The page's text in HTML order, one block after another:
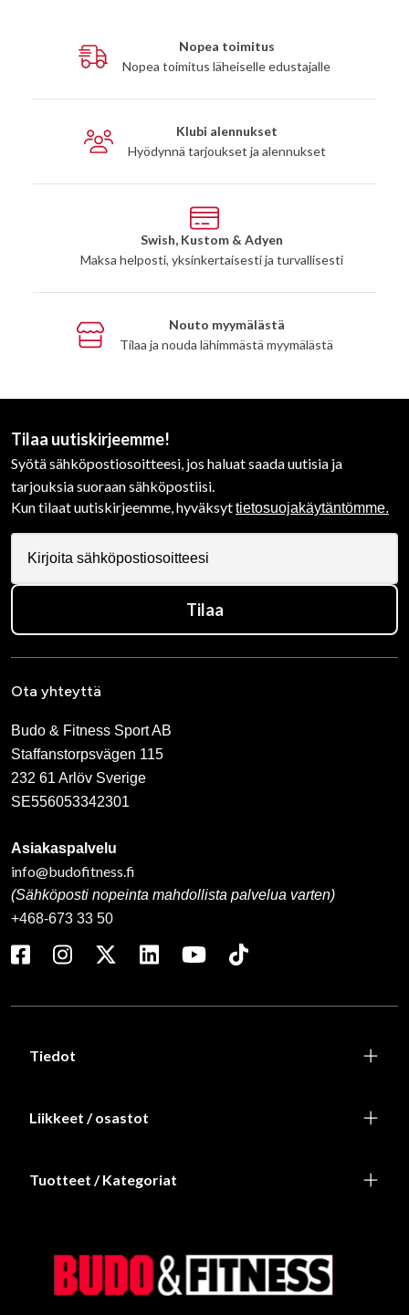
Nopea toimitus
Nopea toimitus läheiselle edustajalle
Klubi alennukset
Hyödynnä tarjoukset ja alennukset
Swish, Kustom & Adyen
Maksa helposti, yksinkertaisesti ja turvallisesti
Nouto myymälästä
Tilaa ja nouda lähimmästä myymälästä
Tilaa uutiskirjeemme!
Syötä sähköpostiosoitteesi, jos haluat saada uutisia ja
tarjouksia suoraan sähköpostiisi.
Kun tilaat uutiskirjeemme, hyväksyttietosuojakäytäntömme.
Tilaa
Ota yhteyttä
Budo & Fitness Sport AB
Staffanstorpsvägen 115
232 61 Arlöv Sverige
SE556053342301
Asiakaspalvelu
info@budofitness.fi
(Sähköposti nopeinta mahdollista palvelua varten)
+468-673 33 50
Tiedot
Liikkeet / osastot
Tuotteet / Kategoriat